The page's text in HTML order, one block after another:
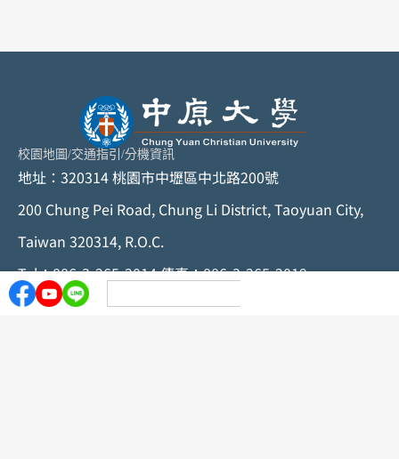
校園地圖/交通指引 /分機資訊
地址：320314 桃園市中壢區中北路200號
200 Chung Pei Road, Chung Li District, Taoyuan City,
Taiwan 320314, R.O.C.
Tel：886-3-265-2014 傳真：886-3-265-2019
© 中原大學版權所有，任何形式之轉載，請與中原大學秘